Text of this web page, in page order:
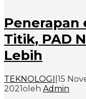
Penerapan
Titik, PAD
Lebih
TEKNOLOGI 15
2021oleh Admin